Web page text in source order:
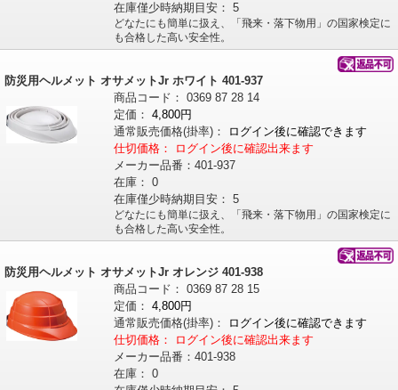
在庫僅少時納期目安： 5
どなたにも簡単に扱え、「飛来・落下物用」の国家検定に
も合格した高い安全性。
防災用ヘルメット オサメットJr ホワイト 401-937
商品コード： 0369 87 28 14
定価： 4,800円
通常販売価格(掛率)：
ログイン後に確認できます
仕切価格：
ログイン後に確認出来ます
メーカー品番： 401-937
在庫： 0
在庫僅少時納期目安： 5
どなたにも簡単に扱え、「飛来・落下物用」の国家検定に
も合格した高い安全性。
防災用ヘルメット オサメットJr オレンジ 401-938
商品コード： 0369 87 28 15
定価： 4,800円
通常販売価格(掛率)：
ログイン後に確認できます
仕切価格：
ログイン後に確認出来ます
メーカー品番： 401-938
在庫： 0